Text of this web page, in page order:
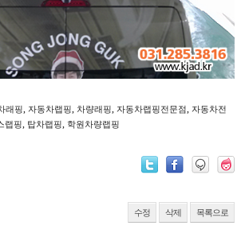
래핑, 자동차랩핑, 차량래핑, 자동차랩핑전문점, 자동차전
랩핑, 탑차랩핑, 학원차량랩핑
수정 삭제 목록으로